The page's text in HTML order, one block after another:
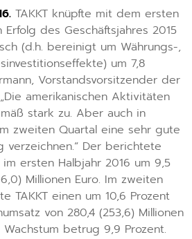
TAKKT knüpfte mit dem ersten
des Geschäftsjahres 2015
(d.h. bereinigt um Währungs-,
um 7,8
Vorstandsvorsitzender der
amerikanischen Aktivitäten
stark zu. Aber auch in
zweiten Quartal eine sehr gute
verzeichnen.“ Der berichtete
ersten Halbjahr 2016 um 9,5
Millionen Euro. Im zweiten
TAKKT einen um 10,6 Prozent
von 280,4 (253,6) Millionen
betrug 9,9 Prozent.